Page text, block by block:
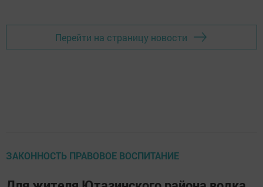
Перейти на страницу новости
ЗАКОННОСТЬ ПРАВОВОЕ ВОСПИТАНИЕ